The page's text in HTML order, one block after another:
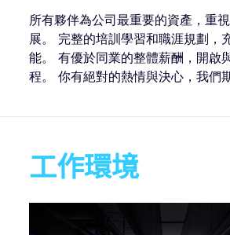
所有夥伴為公司最重要的資產，重
展。 完整的培訓學習和職涯規劃，
能。 有優於同業的整體薪酬，開啟
程。 你有絕對的熱情與決心，我們
工作環境